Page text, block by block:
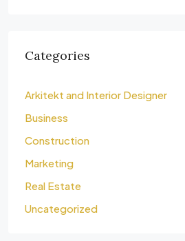
Categories
Arkitekt and Interior Designer
Business
Construction
Marketing
Real Estate
Uncategorized